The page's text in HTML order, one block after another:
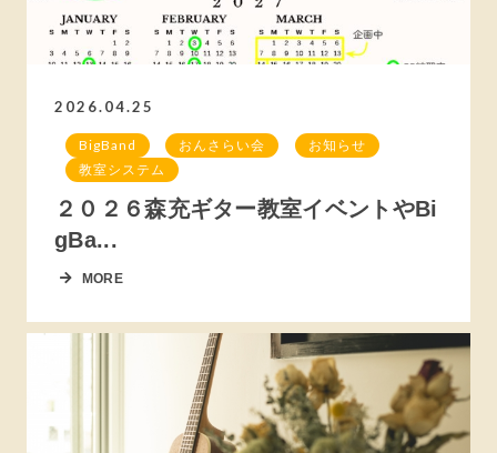
2026.04.25
BigBand おんさらい会
お知らせ
教室システム
２０２６森充ギター教室イベントやBi
gBa...
MORE